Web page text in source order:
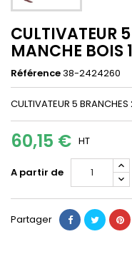
CULTIVATEUR
MANCHE BOIS
Référence38-2424260
CULTIVATEUR 5
60,15 € HT
A partir de
Partager